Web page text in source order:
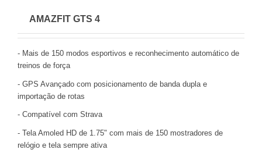
AMAZFIT GTS 4
- Mais de 150 modos esportivos e reconhecimento automático de
treinos de força
- GPS Avançado com posicionamento de banda dupla e
importação de rotas
- Compatível com Strava
- Tela Amoled HD de 1.75" com mais de 150 mostradores de
relógio e tela sempre ativa